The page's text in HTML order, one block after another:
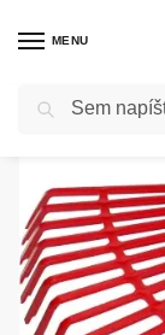
MENU
Domov Záhradné a